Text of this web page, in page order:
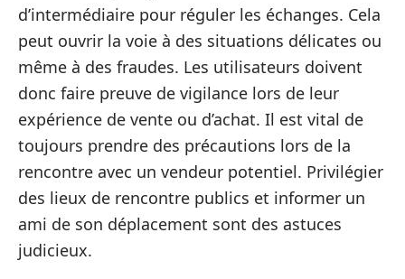
d’intermédiaire pour réguler les échanges. Cela
peut ouvrir la voie à des situations délicates ou
même à des fraudes. Les utilisateurs doivent
donc faire preuve de vigilance lors de leur
expérience de vente ou d’achat. Il est vital de
toujours prendre des précautions lors de la
rencontre avec un vendeur potentiel. Privilégier
des lieux de rencontre publics et informer un
ami de son déplacement sont des astuces
judicieux.